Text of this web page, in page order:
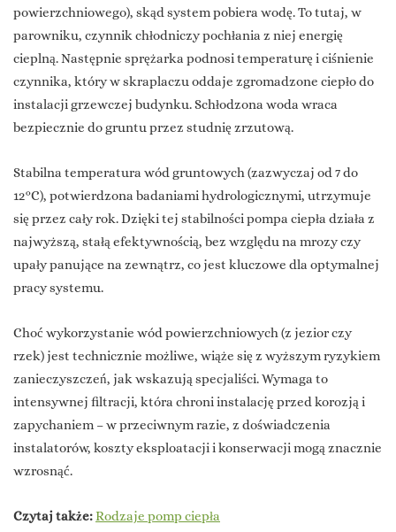
powierzchniowego), skąd system pobiera wodę. To tutaj, w
parowniku, czynnik chłodniczy pochłania z niej energię
cieplną. Następnie sprężarka podnosi temperaturę i ciśnienie
czynnika, który w skraplaczu oddaje zgromadzone ciepło do
instalacji grzewczej budynku. Schłodzona woda wraca
bezpiecznie do gruntu przez studnię zrzutową.
Stabilna temperatura wód gruntowych (zazwyczaj od 7 do
12°C), potwierdzona badaniami hydrologicznymi, utrzymuje
się przez cały rok. Dzięki tej stabilności pompa ciepła działa z
najwyższą, stałą efektywnością, bez względu na mrozy czy
upały panujące na zewnątrz, co jest kluczowe dla optymalnej
pracy systemu.
Choć wykorzystanie wód powierzchniowych (z jezior czy
rzek) jest technicznie możliwe, wiąże się z wyższym ryzykiem
zanieczyszczeń, jak wskazują specjaliści. Wymaga to
intensywnej filtracji, która chroni instalację przed korozją i
zapychaniem – w przeciwnym razie, z doświadczenia
instalatorów, koszty eksploatacji i konserwacji mogą znacznie
wzrosnąć.
Czytaj także:Rodzaje pomp ciepła